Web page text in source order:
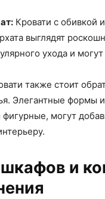
Кровати с обивкой
выглядят
ухода и
также стоит
Элегантные формы
фигурные, могут
и